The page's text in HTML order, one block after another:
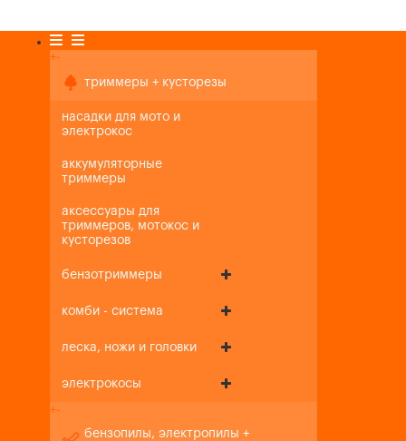
+-
триммеры + кусторезы
насадки для мото и
электрокос
аккумуляторные
триммеры
аксессуары для
триммеров, мотокос и
кусторезов
бензотриммеры
комби - система
леска, ножи и головки
электрокосы
+-
бензопилы, электропилы +